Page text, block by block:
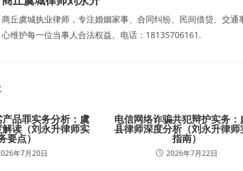
商丘虞城执业律师，专注婚姻家事、合同纠纷、民间借贷、交
心维护每一位当事人合法权益。电话：18135706161.
品罪实务分析：虞
读（刘永升律师实
要点）
年7月20日
电信网络诈骗共犯辩护实务：
县律师深度分析（刘永升律师
指南）
2026年7月22日